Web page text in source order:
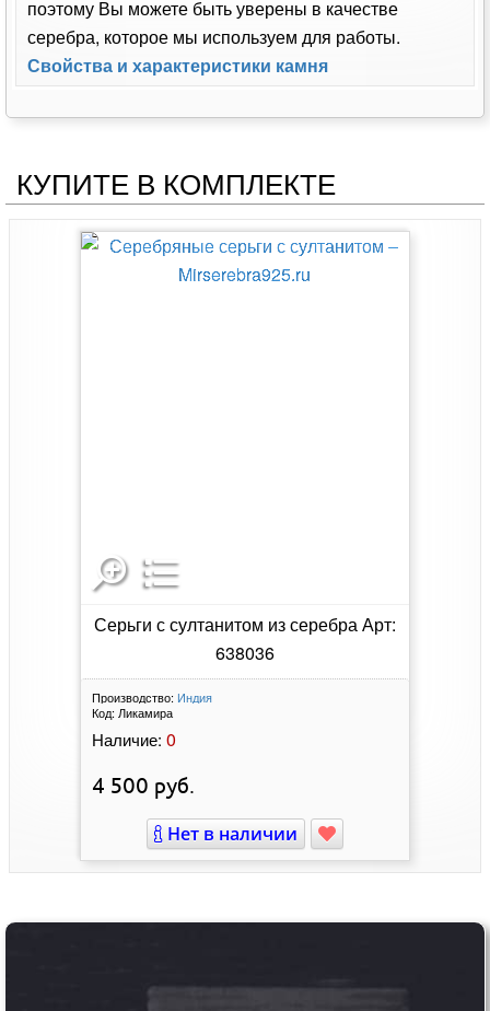
поэтому Вы можете быть уверены в качестве
серебра, которое мы используем для работы.
Свойства и характеристики камня
КУПИТЕ В КОМПЛЕКТЕ
Серьги с султанитом из серебра Арт:
638036
Производство: Индия
Код: Ликамира
Наличие: 0
4 500 руб.
Нет в наличии